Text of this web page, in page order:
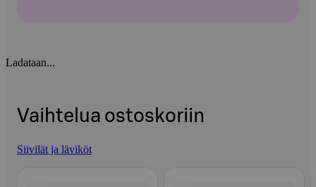
Ladataan...
Vaihtelua ostoskoriin
Siivilät ja läviköt